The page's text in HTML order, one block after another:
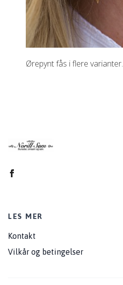
Ørepynt fås i flere varianter.
LES MER
Kontakt
Vilkår og betingelser